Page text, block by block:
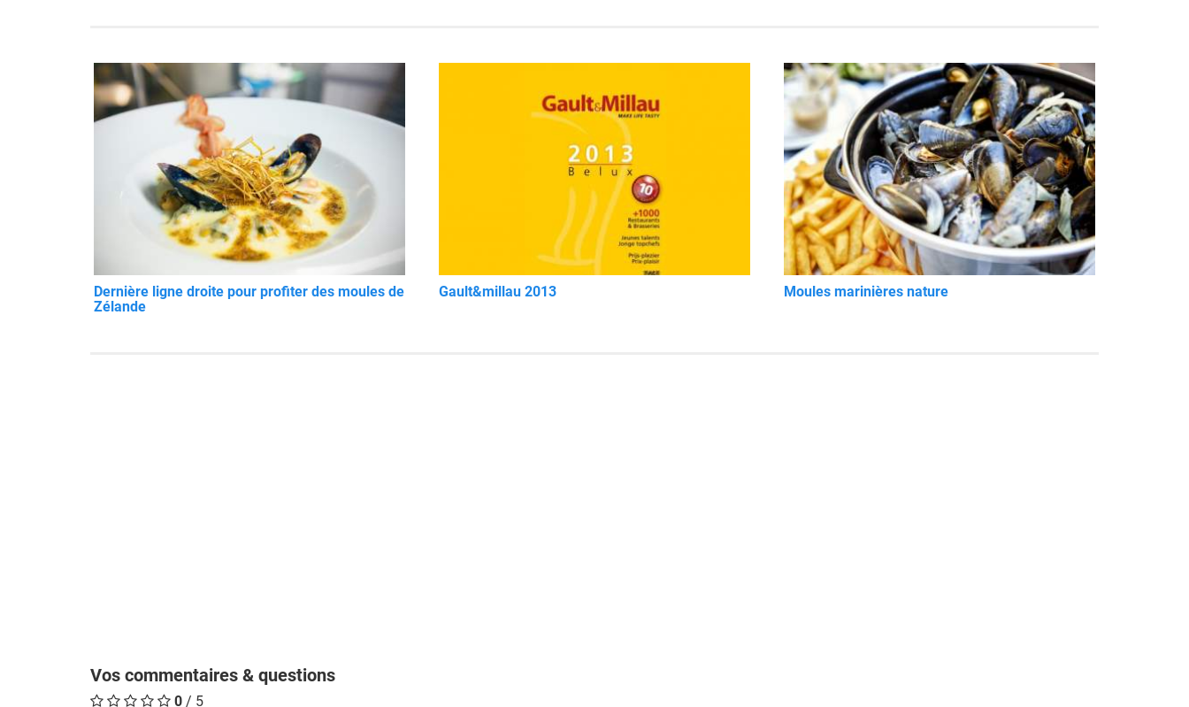
Dernière ligne droite pour profiter des moules de
Zélande
Gault&millau 2013 Moules marinières nature
Vos commentaires & questions
0 / 5